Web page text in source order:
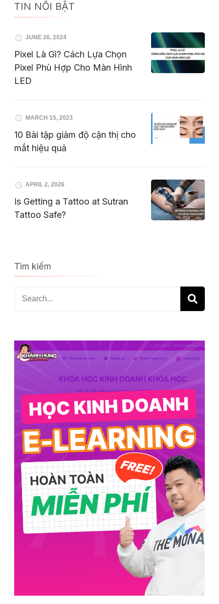
TIN NỔI BẬT
JUNE 26, 2024
Pixel Là Gì? Cách Lựa Chọn
Pixel Phù Hợp Cho Màn Hình
LED
MARCH 15, 2023
10 Bài tập giảm độ cận thị cho
mắt hiệu quả
APRIL 2, 2026
Is Getting a Tattoo at Sutran
Tattoo Safe?
Tìm kiếm
Search
for: